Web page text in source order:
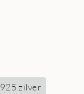
925 zilver